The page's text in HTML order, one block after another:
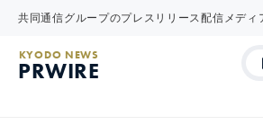
共同通信グループのプレスリリース配信メディ
KYODO NEWS
PRWIRE